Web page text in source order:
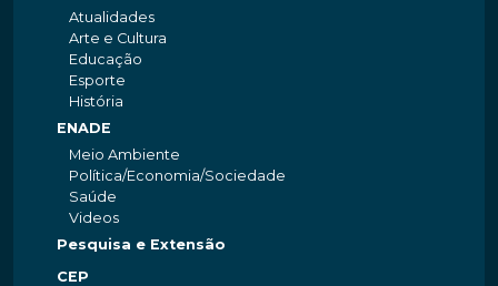
Atualidades
Arte e Cultura
Educação
Esporte
História
ENADE
Meio Ambiente
Política/Economia/Sociedade
Saúde
Videos
Pesquisa e Extensão
CEP